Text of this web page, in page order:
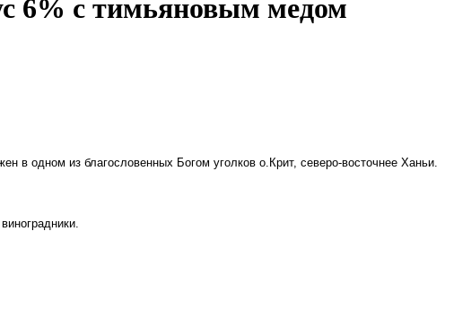
6% с тимьяновым медом
в одном из благословенных Богом уголков о.Крит, северо-восточнее Ханьи.